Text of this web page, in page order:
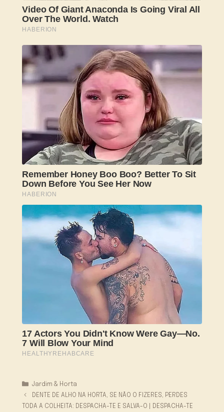
Categorias
Jardim & Horta
DENTE DE ALHO NA HORTA, SE NÃO O FIZERES, PERDES
TODA A COLHEITA: DESPACHA-TE E SALVA-O | DESPACHA-TE